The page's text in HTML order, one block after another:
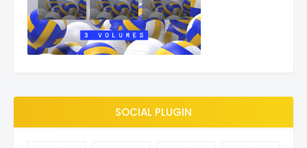
SOCIAL PLUGIN